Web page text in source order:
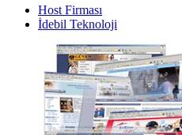
Host Firması
İdebil Teknoloji